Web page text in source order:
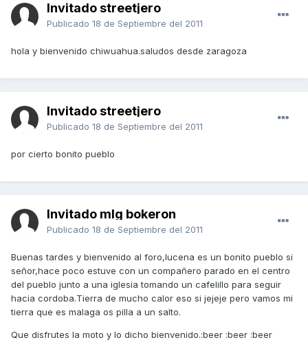
Invitado streetjero
Publicado 18 de Septiembre del 2011
hola y bienvenido chiwuahua.saludos desde zaragoza
Invitado streetjero
Publicado 18 de Septiembre del 2011
por cierto bonito pueblo
Invitado mlg bokeron
Publicado 18 de Septiembre del 2011
Buenas tardes y bienvenido al foro,lucena es un bonito pueblo si
señor,hace poco estuve con un compañero parado en el centro
del pueblo junto a una iglesia tomando un cafelillo para seguir
hacia cordoba.Tierra de mucho calor eso si jejeje pero vamos mi
tierra que es malaga os pilla a un salto.
Que disfrutes la moto y lo dicho bienvenido.:beer :beer :beer